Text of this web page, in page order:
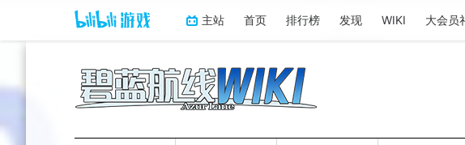
主站 首页 排行榜 发现 WIKI 大会员